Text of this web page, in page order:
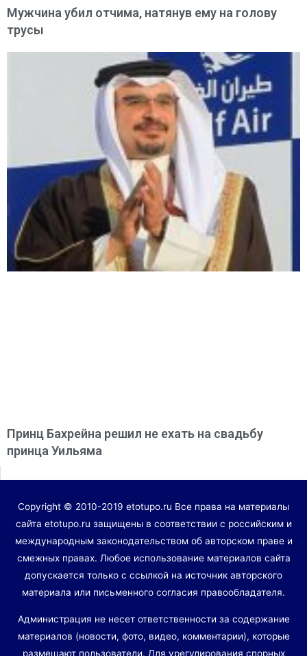
Мужчина убил отчима, натянув ему на голову
трусы
Принц Бахрейна решил не ехать на свадьбу
принца Уильяма
Copyright © 2010-2019 etotupo.ru Все права на материалы
сайта etotupo.ru защищены в соответствии с российским и
международным законодательством об авторском праве и
смежных правах. Любое использование материалов сайта
допускается только с ссылкой на источник авторского
материала или письменного согласия правообладателя.
Администрация не несет ответственности за содержание
материалов (новости, фото, видео, комментарии), которые
размещают пользователи. Для урегулирования спорных